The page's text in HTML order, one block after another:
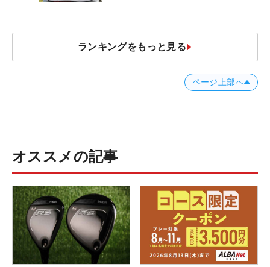
ランキングをもっと見る
ページ上部へ
オススメの記事